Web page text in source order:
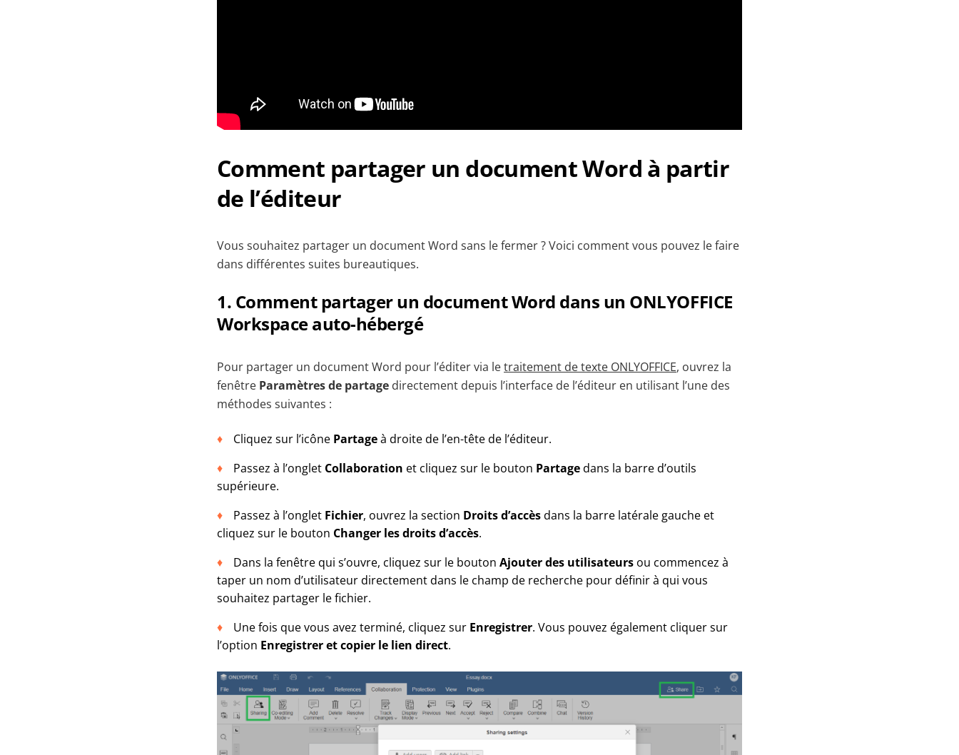
Comment partager un document Word à partir
de l’éditeur
Vous souhaitez partager un document Word sans le fermer ? Voici comment vous pouvez le faire
dans différentes suites bureautiques.
1. Comment partager un document Word dans un ONLYOFFICE
Workspace auto-hébergé
Pour partager un document Word pour l’éditer via letraitement de texte ONLYOFFICE, ouvrez la
fenêtre Paramètres de partage directement depuis l’interface de l’éditeur en utilisant l’une des
méthodes suivantes :
Cliquez sur l’icône Partageà droite de l’en-tête de l’éditeur.
Passez à l’onglet Collaboration et cliquez sur le bouton Partagedans la barre d’outils
supérieure.
Passez à l’onglet Fichier, ouvrez la section Droits d’accèsdans la barre latérale gauche et
cliquez sur le bouton Changer les droits d’accès.
Dans la fenêtre qui s’ouvre, cliquez sur le bouton Ajouter des utilisateurs ou commencez à
taper un nom d’utilisateur directement dans le champ de recherche pour définir à qui vous
souhaitez partager le fichier.
Une fois que vous avez terminé, cliquez sur Enregistrer. Vous pouvez également cliquer sur
l’option Enregistrer et copier le lien direct.